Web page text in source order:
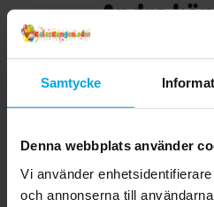
Samtycke
Denna webbplats använder
Vi använder
och annonserna till
Andra